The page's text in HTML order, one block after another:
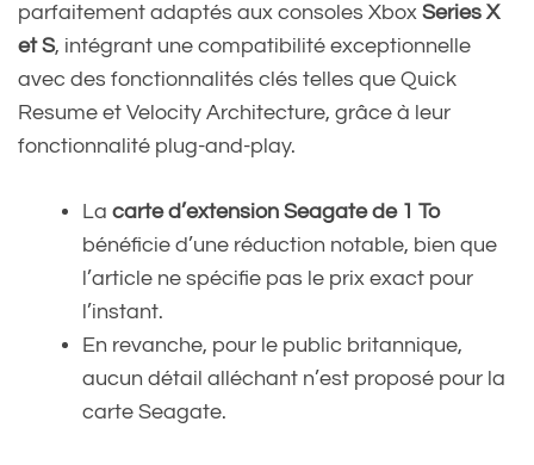
parfaitement adaptés aux consoles Xbox Series X
et S, intégrant une compatibilité exceptionnelle
avec des fonctionnalités clés telles que Quick
Resume et Velocity Architecture, grâce à leur
fonctionnalité plug-and-play.
La carte d’extension Seagate de 1 To
bénéficie d’une réduction notable, bien que
l’article ne spécifie pas le prix exact pour
l’instant.
En revanche, pour le public britannique,
aucun détail alléchant n’est proposé pour la
carte Seagate.